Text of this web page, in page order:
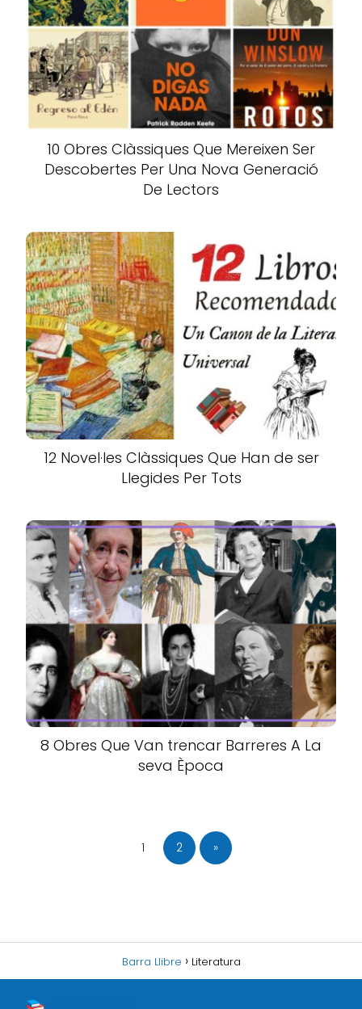
10 Obres Clàssiques Que Mereixen Ser
Descobertes Per Una Nova Generació
De Lectors
12 Novel·les Clàssiques Que Han de ser
Llegides Per Tots
8 Obres Que Van trencar Barreres A La
seva Època
1 2 »
Barra Llibre Literatura